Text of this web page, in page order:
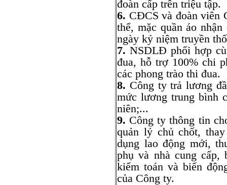
đoàn cấp trên triệu tập.
6. CĐCS và đoàn viên
thể, mặc quần áo
ngày kỷ niệm truyền
7. NSDLĐ phối hợp
đua, hỗ trợ 100% chi
các phong trào thi đua.
8. Công ty trả lương
mức lương trung bình
niên;...
9. Công ty thông tin
quản lý chủ chốt,
dụng lao động mới,
phụ và nhà cung cấp,
kiểm toán và biến
của Công ty.